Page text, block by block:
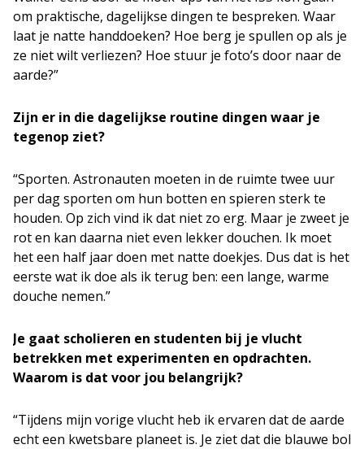
om praktische, dagelijkse dingen te bespreken. Waar
laat je natte handdoeken? Hoe berg je spullen op als je
ze niet wilt verliezen? Hoe stuur je foto’s door naar de
aarde?”
Zijn er in die dagelijkse routine dingen waar je
tegenop ziet?
“Sporten. Astronauten moeten in de ruimte twee uur
per dag sporten om hun botten en spieren sterk te
houden. Op zich vind ik dat niet zo erg. Maar je zweet je
rot en kan daarna niet even lekker douchen. Ik moet
het een half jaar doen met natte doekjes. Dus dat is het
eerste wat ik doe als ik terug ben: een lange, warme
douche nemen.”
Je gaat scholieren en studenten bij je vlucht
betrekken met experimenten en opdrachten.
Waarom is dat voor jou belangrijk?
“Tijdens mijn vorige vlucht heb ik ervaren dat de aarde
echt een kwetsbare planeet is. Je ziet dat die blauwe bol